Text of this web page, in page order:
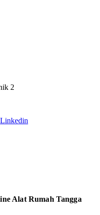
Linkedin
Alat Rumah Tangga